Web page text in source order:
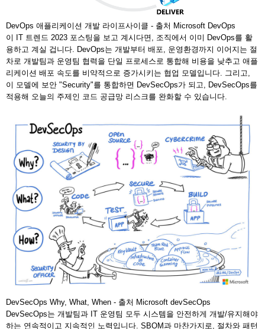
DevOps 애플리케이션 개발 라이프사이클 - 출처 Microsoft DevOps
이 IT 트렌드 2023 포스팅을 보고 계시다면, 조직에서 이미 DevOps를 활
용하고 계실 겁니다. DevOps는 개발부터 배포, 운영환경까지 이어지는 절
차로 개발팀과 운영팀 협력을 단일 프로세스로 통합해 비용을 낮추고 애플
리케이션 배포 속도를 비약적으로 증가시키는 협업 모델입니다. 그리고,
이 모델에 보안 "Security"를 통합하면 DevSecOps가 되고, DevSecOps를
적용해 오늘의 주제인 코드 공급망 리스크를 완화할 수 있습니다.
DevSecOps Why, What, When - 출처 Microsoft devSecOps
DevSecOps는 개발팀과 IT 운영팀 모두 시스템을 안전하게 개발/유지해야
하는 연속적이고 지속적인 노력입니다. SBOM과 마찬가지로, 절차와 패턴